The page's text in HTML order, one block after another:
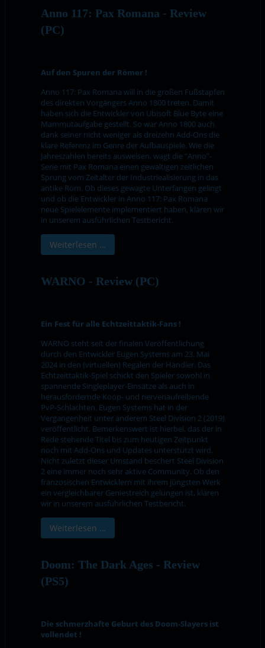
Anno 117: Pax Romana - Review
(PC)
Auf den Spuren der Römer !
Anno 117: Pax Romana will in die großen Fußstapfen
des direkten Vorgängers Anno 1800 treten. Damit
haben sich die Entwickler von Ubisoft Blue Byte eine
Mammutaufgabe gestellt. So war Anno 1800 auch
dank seiner nicht weniger als dreizehn Add-Ons die
klare Referenz im Genre der Aufbauspiele. Wie die
Jahreszahlen bereits ausweisen, wagt die "Anno"-
Serie mit Pax Romana einen gewaltigen zeitlichen
Sprung vom Zeitalter der Industriealisierung in das
antike Rom. Ob dieses gewagte Unterfangen gelingt
und ob die Entwickler in Anno 117: Pax Romana
neue Spielelemente implementiert haben, klären wir
in unserem ausführlichen Testbericht.
Weiterlesen …
WARNO - Review (PC)
Ein Fest für alle Echtzeittaktik-Fans !
WARNO steht seit der finalen Veröffentlichung
durch den Entwickler Eugen Systems am 23. Mai
2024 in den (virtuellen) Regalen der Händler. Das
Echtzeittaktik-Spiel schickt den Spieler sowohl in
spannende Singleplayer-Einsätze als auch in
herausfordernde Koop- und nervenaufreibende
PvP-Schlachten. Eugen Systems hat in der
Vergangenheit unter anderem Steel Division 2 (2019)
veröffentlicht. Bemerkenswert ist hierbei, das der in
Rede stehende Titel bis zum heutigen Zeitpunkt
noch mit Add-Ons und Updates unterstützt wird.
Nicht zuletzt dieser Umstand beschert Steel Division
2 eine immer noch sehr aktive Community. Ob den
französischen Entwicklern mit ihrem jüngsten Werk
ein vergleichbarer Geniestreich gelungen ist, klären
wir in unserem ausführlichen Testbericht.
Weiterlesen …
Doom: The Dark Ages - Review
(PS5)
Die schmerzhafte Geburt des Doom-Slayers ist
vollendet !